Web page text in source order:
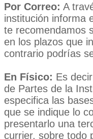
Por Correo: A
institución informa
te recomendamos
en los plazos que
contrario podrías
En Físico: Es
de Partes de la
especifica las
que se indique lo
presentarlo una
currier, sobre todo